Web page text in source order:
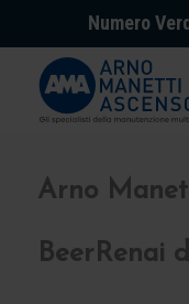
Numero
Arno
BeerRenai